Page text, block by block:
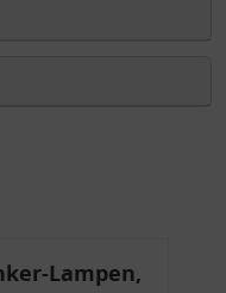
Lampen,